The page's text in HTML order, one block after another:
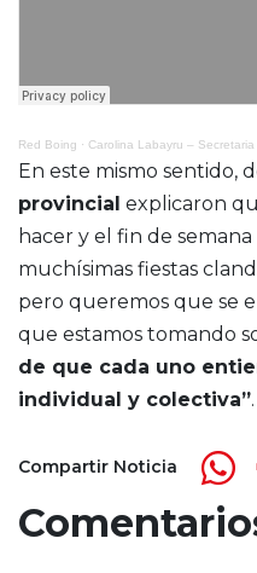
Red Boing · Carolina Labayru –
En este mismo sentido,
provincial explicaron
hacer y el fin de
muchísimas fiestas
pero queremos que se
que estamos tomando
de que cada uno
individual y colectiva”.
Compartir Noticia